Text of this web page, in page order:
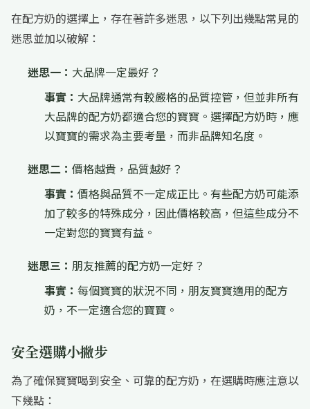
在配方奶的選擇上，存在著許多迷思，以下列出幾點常見的
迷思並加以破解：
迷思一： 大品牌一定最好？
事實： 大品牌通常有較嚴格的品質控管，但並非所有
大品牌的配方奶都適合您的寶寶。選擇配方奶時，應
以寶寶的需求為主要考量，而非品牌知名度。
迷思二： 價格越貴，品質越好？
事實： 價格與品質不一定成正比。有些配方奶可能添
加了較多的特殊成分，因此價格較高，但這些成分不
一定對您的寶寶有益。
迷思三： 朋友推薦的配方奶一定好？
事實： 每個寶寶的狀況不同，朋友寶寶適用的配方
奶，不一定適合您的寶寶。
安全選購小撇步
為了確保寶寶喝到安全、可靠的配方奶，在選購時應注意以
下幾點：